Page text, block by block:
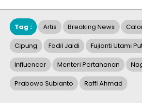
Tag : Artis Breaking News
Cipung Fadil Jaidi Fujianti Utami
Influencer Menteri Pertahanan
Prabowo Subianto Raffi Ahmad